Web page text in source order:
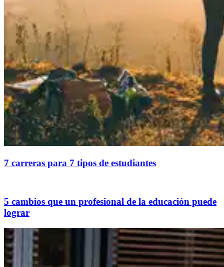
7 carreras para 7 tipos de estudiantes
5 cambios que un profesional de la educación puede
lograr